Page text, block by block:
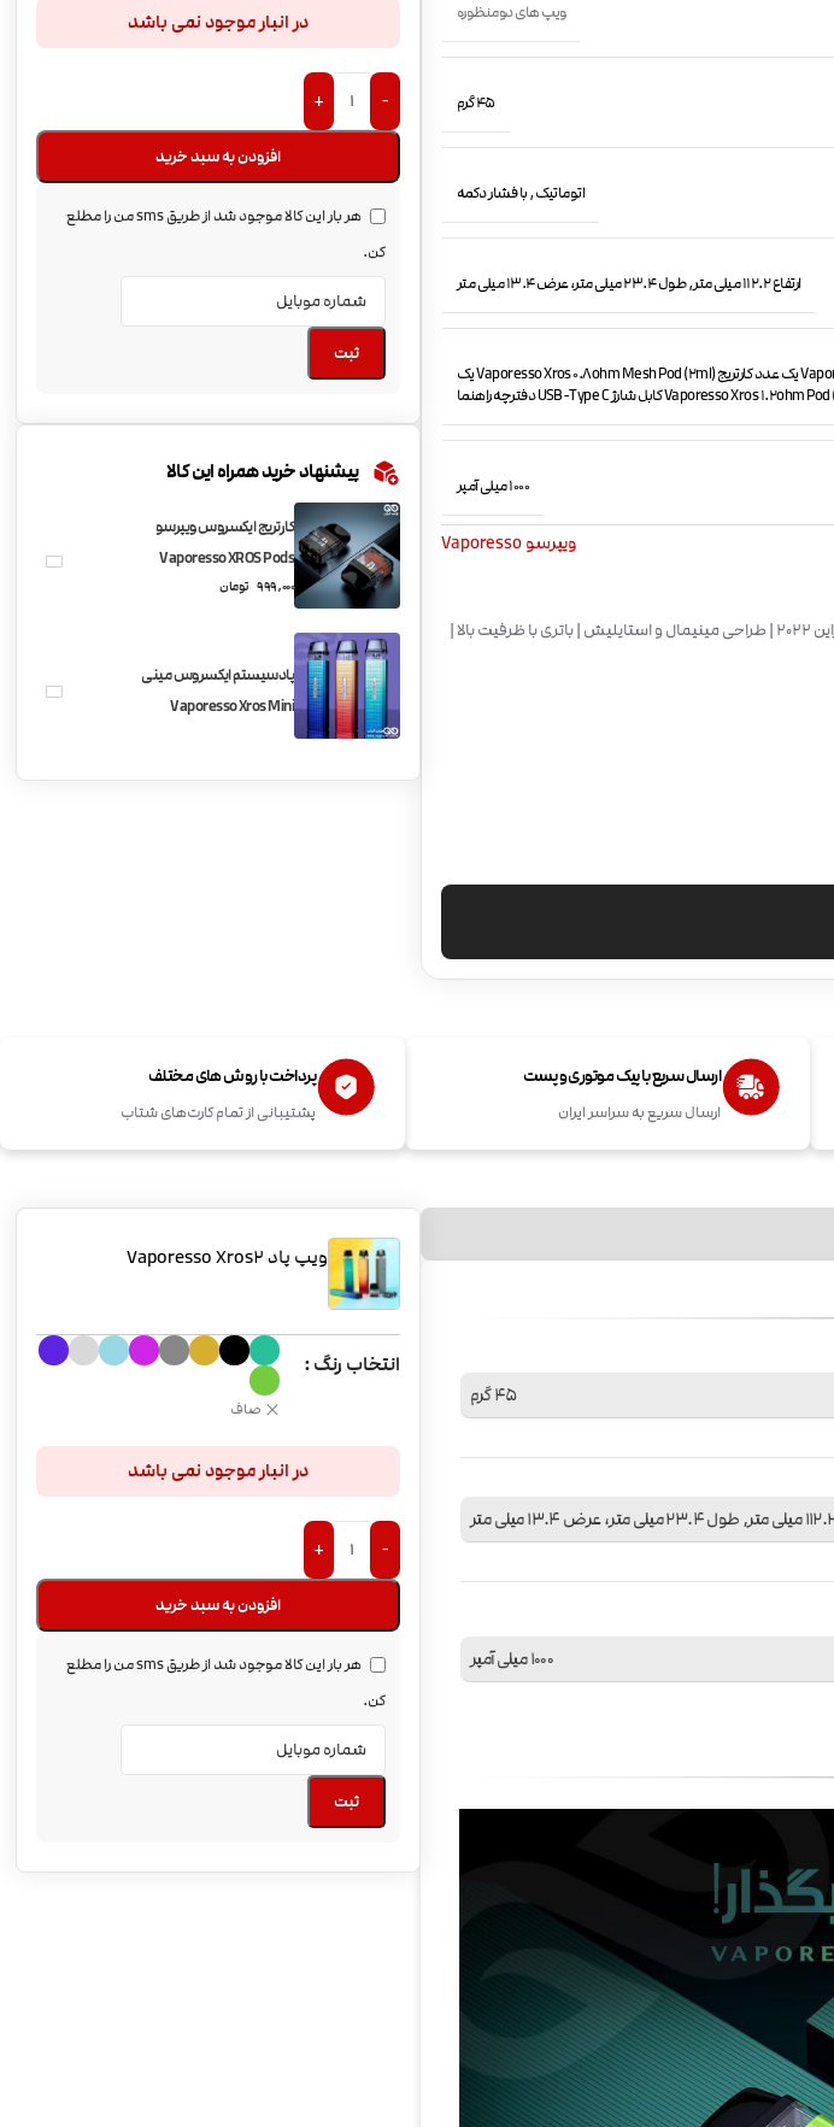
ویپ های دومنظوره
45 گرم
اتوماتیک,با فشار دکمه
ارتفاع 112.2 میلی متر, طول 23.4 میلی متر، عرض 13.4 میلی متر
دستگاه ویپ پادماد Vaporesso Xros 2 یک عدد کارتریج Vaporesso Xros 0.8ohm Mesh Pod (2ml) یک
1000 میلی آمپر
ویپرسو Vaporesso
ویژگی های خاص: برنده جایزه طراحی رد دات دیزاین 2022 | طراحی مینیمال و استایلیش | باتری با ظرفیت بالا |
در انبار موجود نمی باشد
-
+
افزودن به سبد خرید
هر بار این کالا موجود شد از طریق sms من را مطلع
کن.
ثبت
پیشنهاد خرید همراه این کالا
کارتریج ایکسروس ویپرسو
Vaporesso XROS Pods
999,000 تومان
پادسیستم ایکسروس مینی
Vaporesso Xros Mini
ارسال سریع با پیک موتوری و پست
ارسال سریع به سراسر ایران
پرداخت با روش های مختلف
پشتیبانی از تمام کارت‌های شتاب
45 گرم
1000 میلی آمپر
ویپ پاد Vaporesso Xros2
انتخاب رنگ
صاف
در انبار موجود نمی باشد
-
+
افزودن به سبد خرید
هر بار این کالا موجود شد از طریق sms من را مطلع
کن.
ثبت